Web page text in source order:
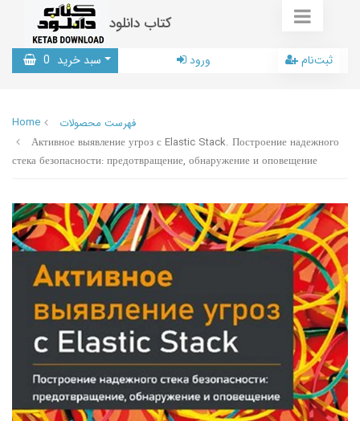
کتاب دانلود
سبد خرید 0 ورود ثبت‌نام
Home
فهرست محصولات
Активное выявление угроз с Elastic Stack. Построение надежного
стека безопасности: предотвращение, обнаружение и оповещение